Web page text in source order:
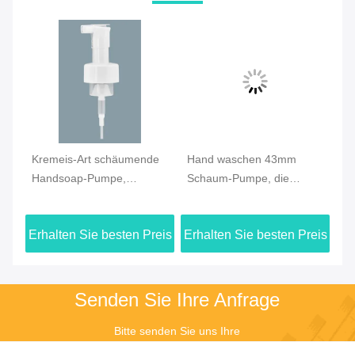
Kremeis-Art schäumende
Handsoap-Pumpe,
für PET Flasche
Erhalten Sie besten Preis
Hand waschen 43mm
Schaum-Pumpe, die
flüssigen Flaschen-
Gebrauch ausgab
Erhalten Sie besten Preis
Senden Sie Ihre Anfrage
Bitte senden Sie uns Ihre